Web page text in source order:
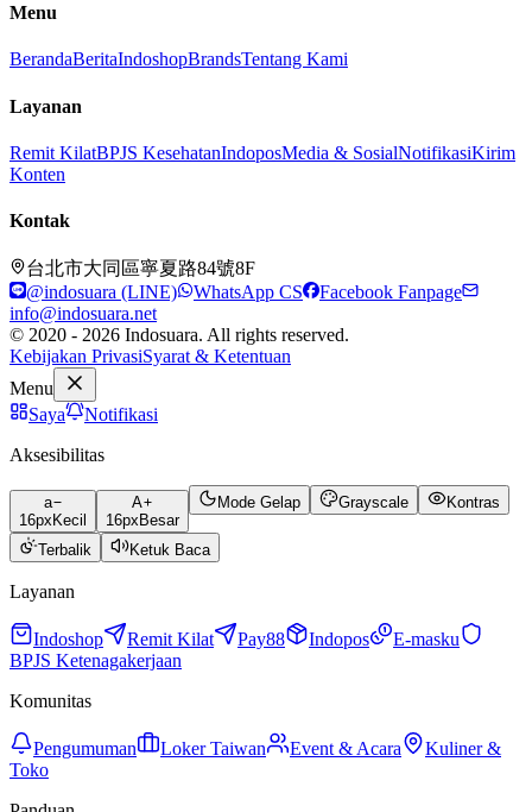
Menu
BerandaBeritaIndoshopBrandsTentang Kami
Layanan
Remit KilatBPJS KesehatanIndoposMedia & SosialNotifikasiKirim
Konten
Kontak
台北市大同區寧夏路84號8F
@indosuara (LINE)
WhatsApp CS
Facebook Fanpage
info@indosuara.net
© 2020 - 2026 Indosuara. All rights reserved.
Kebijakan PrivasiSyarat & Ketentuan
Menu
Saya
Notifikasi
Aksesibilitas
a
16px Kecil
A
16px Besar
Mode Gelap Grayscale Kontras
Terbalik Ketuk Baca
Layanan
Indoshop Remit Kilat Pay88 Indopos
E-masku
BPJS Ketenagakerjaan
Komunitas
Pengumuman Loker Taiwan Event & Acara
Kuliner &
Toko